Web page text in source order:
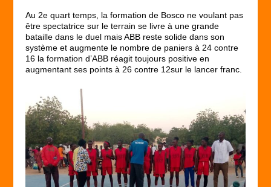
Au 2equart temps, la formation de Bosco ne voulant pas
être spectatrice sur le terrain se livre à une grande
bataille dans le duel mais ABB reste solide dans son
système et augmente le nombre de paniers à 24 contre
16 la formation d’ABB réagit toujours positive en
augmentant ses points à 26 contre 12sur le lancer franc.